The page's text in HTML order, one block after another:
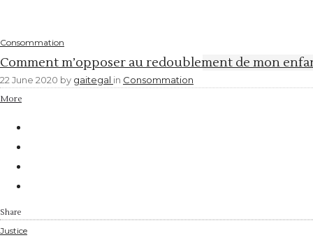
Consommation
Comment m’opposer au redoublement de mon
22 June 2020 by gaitegal in Consommation
More
Share
Justice